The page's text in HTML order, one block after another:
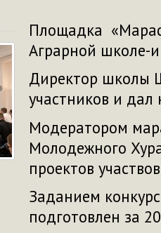
Площадка
Аграрной школе-
Директор школы
участников и дал
Модератором
Молодежного
проектов
Заданием
подготовлен за